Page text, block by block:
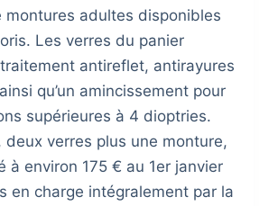
montures adultes disponibles
Les verres du panier
antireflet, antirayures
qu’un amincissement pour
supérieures à 4 dioptries.
deux verres plus une monture,
à environ 175 € au 1er janvier
en charge intégralement par la